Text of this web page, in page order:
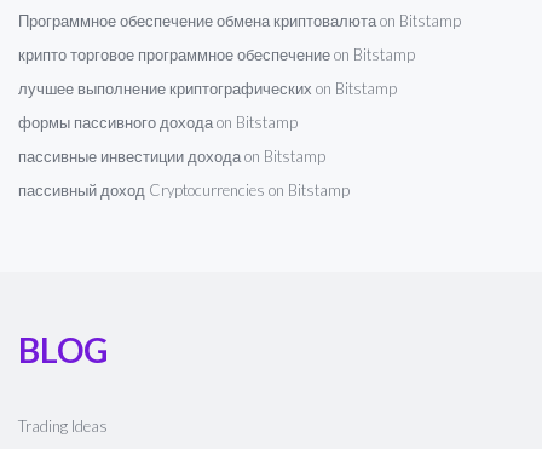
Программное обеспечение обмена криптовалюта on Bitstamp
крипто торговое программное обеспечение on Bitstamp
лучшее выполнение криптографических on Bitstamp
формы пассивного дохода on Bitstamp
пассивные инвестиции дохода on Bitstamp
пассивный доход Cryptocurrencies on Bitstamp
BLOG
Trading Ideas